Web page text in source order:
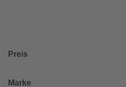
Preis
Marke